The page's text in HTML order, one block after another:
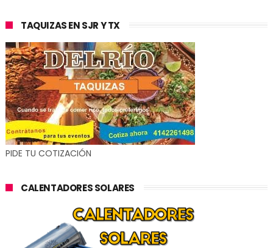
TAQUIZAS EN SJR Y TX
PIDE TU COTIZACIÓN
CALENTADORES SOLARES